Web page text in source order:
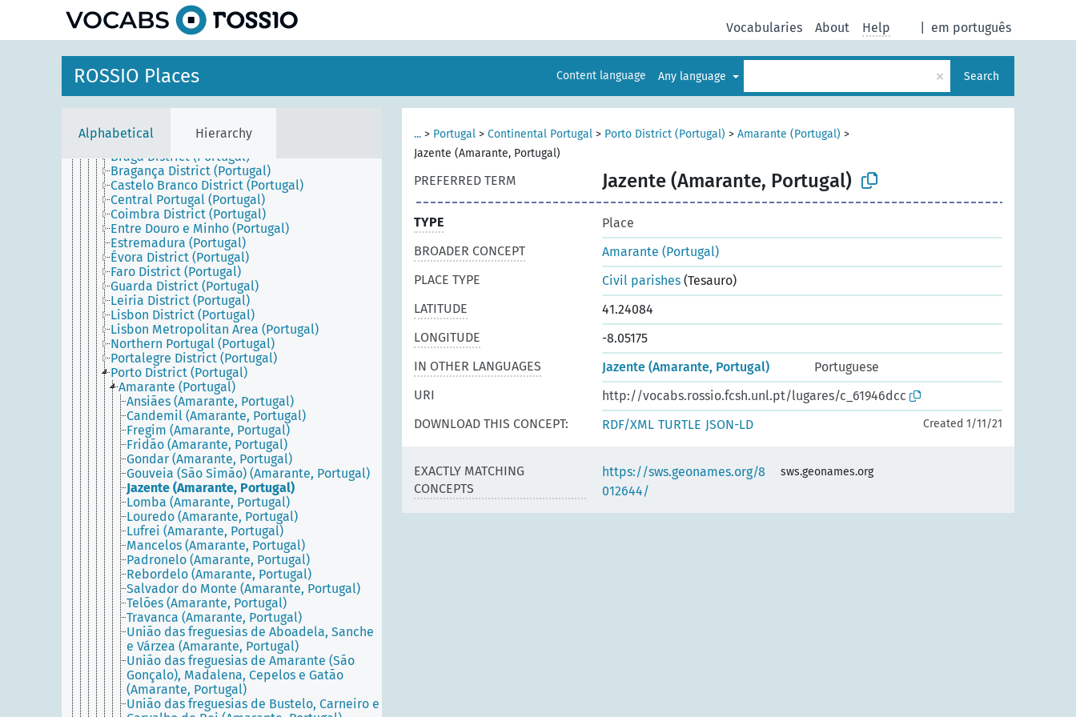
em português
Vocabularies About Help
ROSSIO Places Content language Any language × Search
Alphabetical Hierarchy
Italy
Malta
Portugal
Azores (Portugal)
Continental Portugal
Alentejo (Portugal)
Algarve (Portugal)
Aveiro District (Portugal)
Beira (Portugal)
Beja District (Portugal)
Braga District (Portugal)
Bragança District (Portugal)
Castelo Branco District (Portugal)
Central Portugal (Portugal)
Coimbra District (Portugal)
Entre Douro e Minho (Portugal)
Estremadura (Portugal)
Évora District (Portugal)
Faro District (Portugal)
Guarda District (Portugal)
Leiria District (Portugal)
Lisbon District (Portugal)
Lisbon Metropolitan Area (Portugal)
Northern Portugal (Portugal)
Portalegre District (Portugal)
Porto District (Portugal)
Amarante (Portugal)
Ansiães (Amarante, Portugal)
Candemil (Amarante, Portugal)
Fregim (Amarante, Portugal)
Fridão (Amarante, Portugal)
Gondar (Amarante, Portugal)
Gouveia (São Simão) (Amarante, Portugal)
Jazente (Amarante, Portugal)
Lomba (Amarante, Portugal)
Louredo (Amarante, Portugal)
Lufrei (Amarante, Portugal)
Mancelos (Amarante, Portugal)
Padronelo (Amarante, Portugal)
Rebordelo (Amarante, Portugal)
Salvador do Monte (Amarante, Portugal)
Telões (Amarante, Portugal)
Travanca (Amarante, Portugal)
União das freguesias de Aboadela, Sanche
e Várzea (Amarante, Portugal)
União das freguesias de Amarante (São
Gonçalo), Madalena, Cepelos e Gatão
(Amarante, Portugal)
União das freguesias de Bustelo, Carneiro e
... > Portugal > Continental Portugal > Porto District (Portugal) > Amarante (Portugal) >
Jazente (Amarante, Portugal)
PREFERRED TERM Jazente (Amarante, Portugal)
TYPE
Place
BROADER CONCEPT
Amarante (Portugal)
PLACE TYPE
Civil parishes (Tesauro)
LATITUDE
41.24084
LONGITUDE
-8.05175
IN OTHER LANGUAGES
Jazente (Amarante, Portugal)
Portuguese
URI
http://vocabs.rossio.fcsh.unl.pt/lugares/c_61946dcc
DOWNLOAD THIS CONCEPT:
RDF/XML TURTLE JSON-LD Created 1/11/21
EXACTLY MATCHING
CONCEPTS
https://sws.geonames.org/8
012644/
sws.geonames.org